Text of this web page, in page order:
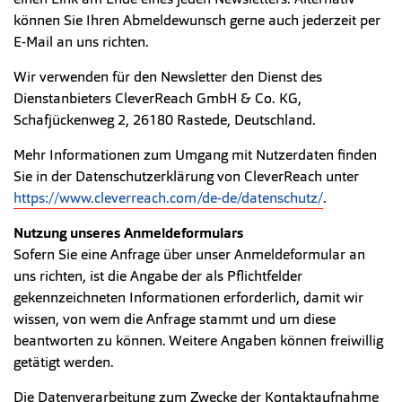
können Sie Ihren Abmeldewunsch gerne auch jederzeit per
E-Mail an uns richten.
Wir verwenden für den Newsletter den Dienst des
Dienstanbieters CleverReach GmbH & Co. KG,
Schafjückenweg 2, 26180 Rastede, Deutschland.
Mehr Informationen zum Umgang mit Nutzerdaten finden
Sie in der Datenschutzerklärung von CleverReach unter
https://www.cleverreach.com/de-de/datenschutz/.
Nutzung unseres Anmeldeformulars
Sofern Sie eine Anfrage über unser Anmeldeformular an
uns richten, ist die Angabe der als Pflichtfelder
gekennzeichneten Informationen erforderlich, damit wir
wissen, von wem die Anfrage stammt und um diese
beantworten zu können. Weitere Angaben können freiwillig
getätigt werden.
Die Datenverarbeitung zum Zwecke der Kontaktaufnahme